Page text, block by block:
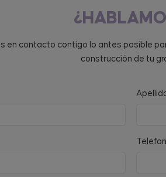
en contacto contigo lo antes posible
construcción de tu